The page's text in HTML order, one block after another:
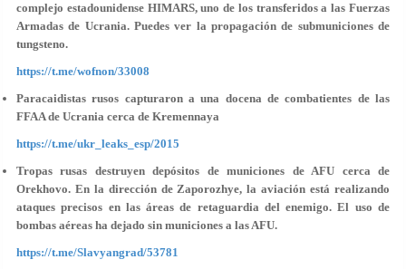
complejo estadounidense HIMARS, uno de los transferidos a las Fuerzas
Armadas de Ucrania. Puedes ver la propagación de submuniciones de
tungsteno.
https://t.me/wofnon/33008
Paracaidistas rusos capturaron a una docena de combatientes de las
FFAA de Ucrania cerca de Kremennaya
https://t.me/ukr_leaks_esp/2015
Tropas rusas destruyen depósitos de municiones de AFU cerca de
Orekhovo. En la dirección de Zaporozhye, la aviación está realizando
ataques precisos en las áreas de retaguardia del enemigo. El uso de
bombas aéreas ha dejado sin municiones a las AFU.
https://t.me/Slavyangrad/53781